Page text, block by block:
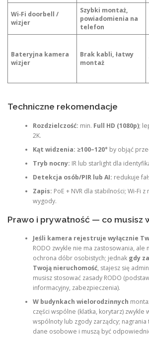
Wi‑Fi doorbell /
wizjer
Szybki montaż,
powiadomienia na
telefon
Bateryjna kamera
wizjer
Brak kabli, łatwy
montaż
Techniczne rekomendacje
Rozdzielczość: min. Full HD (1080p);
2K.
Kąt widzenia: ≥100–120° by objąć
Tryb nocny: IR lub starlight dla
Detekcja osób/PIR lub AI: redukuje
Zapis: PoE + NVR dla stabilności; Wi‑Fi
wygody.
Prawo i prywatność — co musisz
Jeśli kamera rejestruje wyłącznie
RODO zwykle nie ma zastosowania, ale
ochrona dóbr osobistych; jednak gdy
Twoją nieruchomość, stajesz się
musisz stosować zasady RODO
informacyjny, zabezpieczenia).
W budynkach wielorodzinnych
części wspólne (klatka, korytarz) zwykle
wspólnoty lub zgody zarządcy; nagrania
dane osobowe i muszą być